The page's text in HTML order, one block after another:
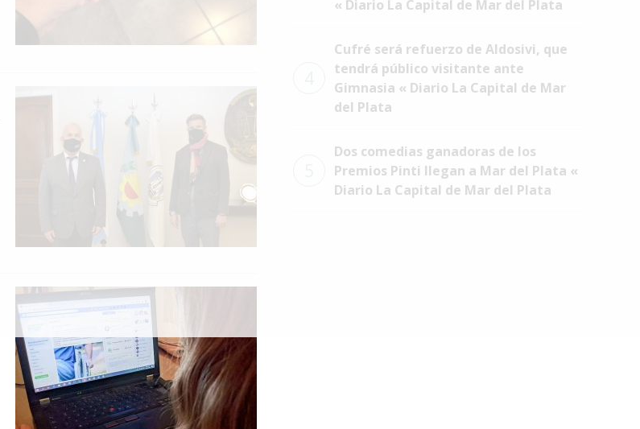
« Diario La Capital de Mar del Plata
Cufré será refuerzo de Aldosivi, que
tendrá público visitante ante
Gimnasia « Diario La Capital de Mar
del Plata
Dos comedias ganadoras de los
Premios Pinti llegan a Mar del Plata «
Diario La Capital de Mar del Plata